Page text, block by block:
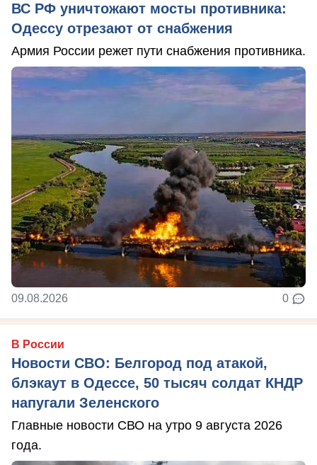
ВС РФ уничтожают мосты противника:
Одессу отрезают от снабжения
Армия России режет пути снабжения противника.
09.08.2026 0
В России
Новости СВО: Белгород под атакой,
блэкаут в Одессе, 50 тысяч солдат КНДР
напугали Зеленского
Главные новости СВО на утро 9 августа 2026
года.